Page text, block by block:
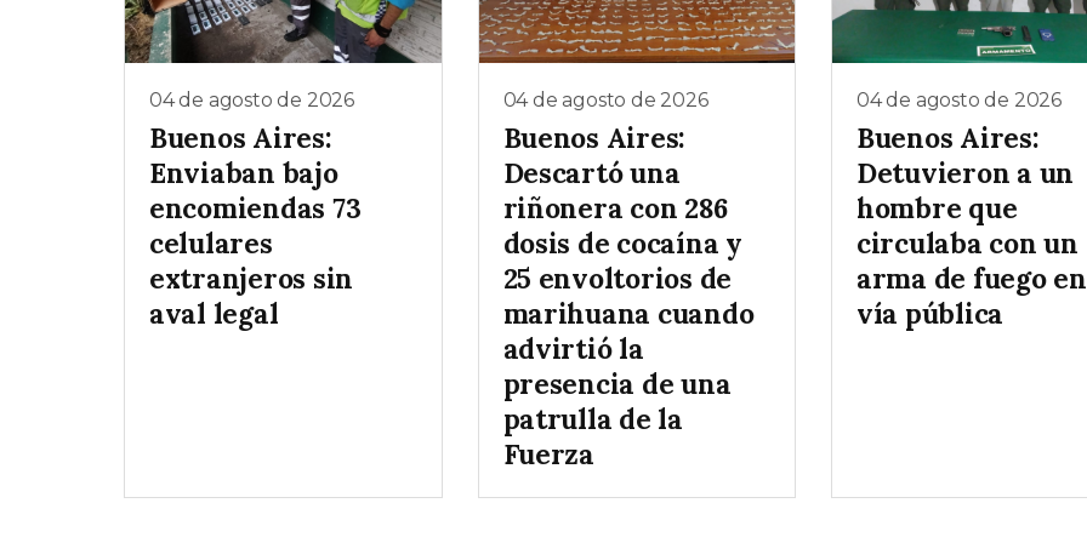
04 de agosto de 2026
Buenos Aires:
Enviaban bajo
encomiendas 73
celulares
extranjeros sin
aval legal
04 de agosto de 2026
Buenos Aires:
Descartó una
riñonera con 286
dosis de cocaína y
25 envoltorios de
marihuana cuando
advirtió la
presencia de una
patrulla de la
Fuerza
04 de agosto de 2026
Buenos Aires:
Detuvieron a un
hombre que
circulaba con un
arma de fuego
vía pública